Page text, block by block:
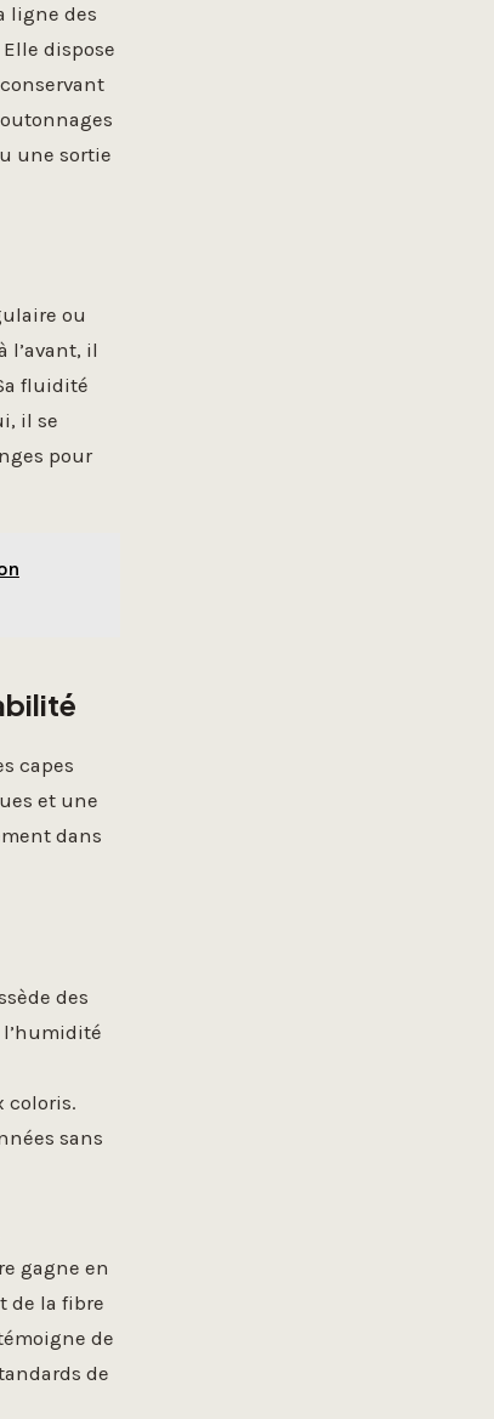
ligne des
dispose
une sortie
ou
l’avant, il
fluidité
il se
pour
capes
et une
dans
des
coloris.
sans
gagne en
de la fibre
de
de